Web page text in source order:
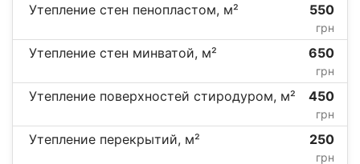
Утепление стен пенопластом, м² 550
грн
Утепление стен минватой, м² 650
грн
Утепление поверхностей стиродуром, м² 450
грн
Утепление перекрытий, м² 250
грн